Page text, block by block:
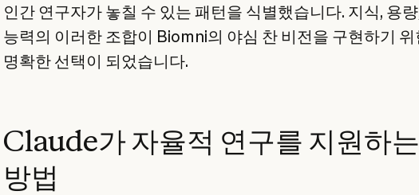
인간 연구자가 놓칠 수 있는 패턴을 식별했습니다. 지식, 용
능력의 이러한 조합이 Biomni의 야심 찬 비전을 구현하기 위
명확한 선택이 되었습니다.
Claude가 자율적 연구를 지원하는
방법